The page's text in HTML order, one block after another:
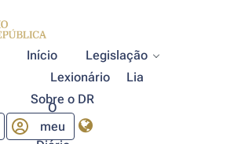
Início
Legislação
Lexionário
Lia
Sobre o DR
O
meu